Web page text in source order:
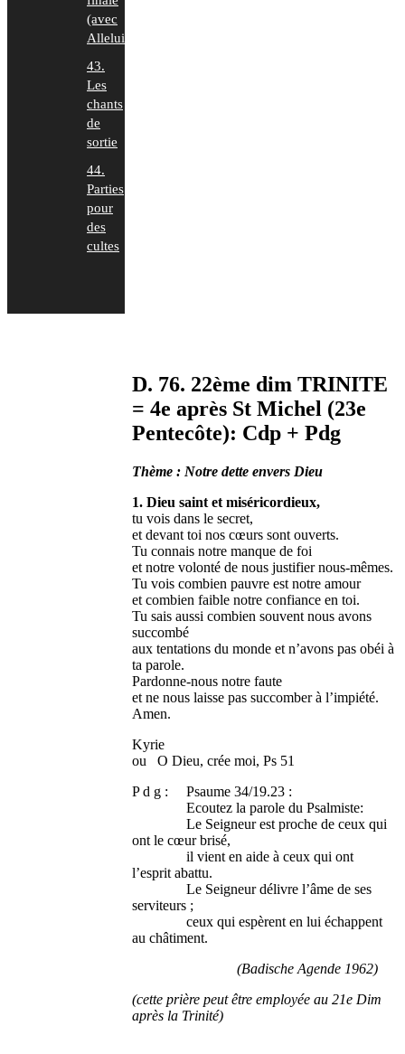
D. 76. 22ème dim TRINITE
= 4e après St Michel (23e
Pentecôte): Cdp + Pdg
Thème : Notre dette envers Dieu
1. Dieu saint et miséricordieux,
tu vois dans le secret,
et devant toi nos cœurs sont ouverts.
Tu connais notre manque de foi
et notre volonté de nous justifier nous-mêmes.
Tu vois combien pauvre est notre amour
et combien faible notre confiance en toi.
Tu sais aussi combien souvent nous avons
succombé
aux tentations du monde et n’avons pas obéi à
ta parole.
Pardonne-nous notre faute
et ne nous laisse pas succomber à l’impiété.
Amen.
Kyrie
ou O Dieu, crée moi, Ps 51
P d g : Psaume 34/19.23 :
Ecoutez la parole du Psalmiste:
Le Seigneur est proche de ceux qui
ont le cœur brisé,
il vient en aide à ceux qui ont
l’esprit abattu.
Le Seigneur délivre l’âme de ses
serviteurs ;
ceux qui espèrent en lui échappent
au châtiment.
(Badische Agende 1962)
(cette prière peut être employée au 21e Dim
après la Trinité)
(avec
Alleluia)
43.
Les
chants
de
sortie
44.
Parties
pour
des
cultes